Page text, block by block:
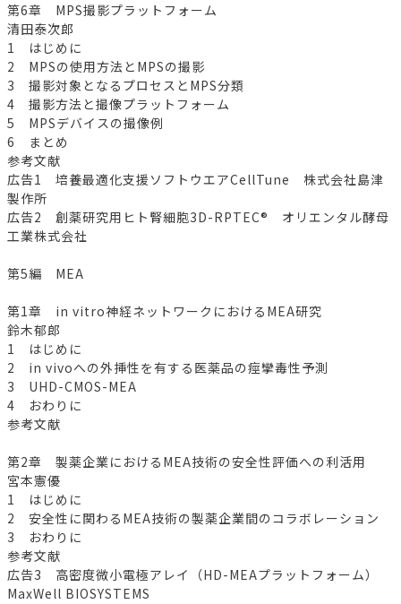
第6章 MPS撮影プラットフォーム
清田泰次郎
1 はじめに
2 MPSの使用方法とMPSの撮影
3 撮影対象となるプロセスとMPS分類
4 撮影方法と撮像プラットフォーム
5 MPSデバイスの撮像例
6 まとめ
参考文献
広告1 培養最適化支援ソフトウエアCellTune 株式会社島津
製作所
広告2 創薬研究用ヒト腎細胞3D-RPTEC® オリエンタル酵母
工業株式会社
第5編 MEA
第1章 in vitro神経ネットワークにおけるMEA研究
鈴木郁郎
1 はじめに
2 in vivoへの外挿性を有する医薬品の痙攣毒性予測
3 UHD-CMOS-MEA
4 おわりに
参考文献
第2章 製薬企業におけるMEA技術の安全性評価への利活用
宮本憲優
1 はじめに
2 安全性に関わるMEA技術の製薬企業間のコラボレーション
3 おわりに
参考文献
広告3 高密度微小電極アレイ（HD-MEAプラットフォーム）
MaxWell BIOSYSTEMS